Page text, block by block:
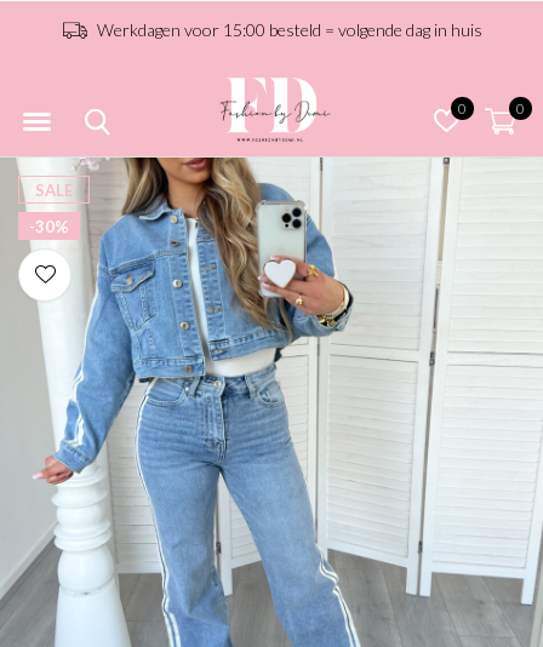
0 0
Werkdagen voor 15:00 besteld = volgende dag in huis
SALE
-30%